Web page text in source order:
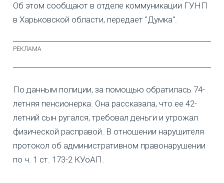
Об этом сообщают в отделе коммуникации ГУНП
в Харьковской области, передает "Думка".
По данным полиции, за помощью обратилась 74-
летняя пенсионерка. Она рассказала, что ее 42-
летний сын ругался, требовал деньги и угрожал
физической расправой. В отношении нарушителя
протокол об административном правонарушении
по ч. 1 ст. 173-2 КУоАП.